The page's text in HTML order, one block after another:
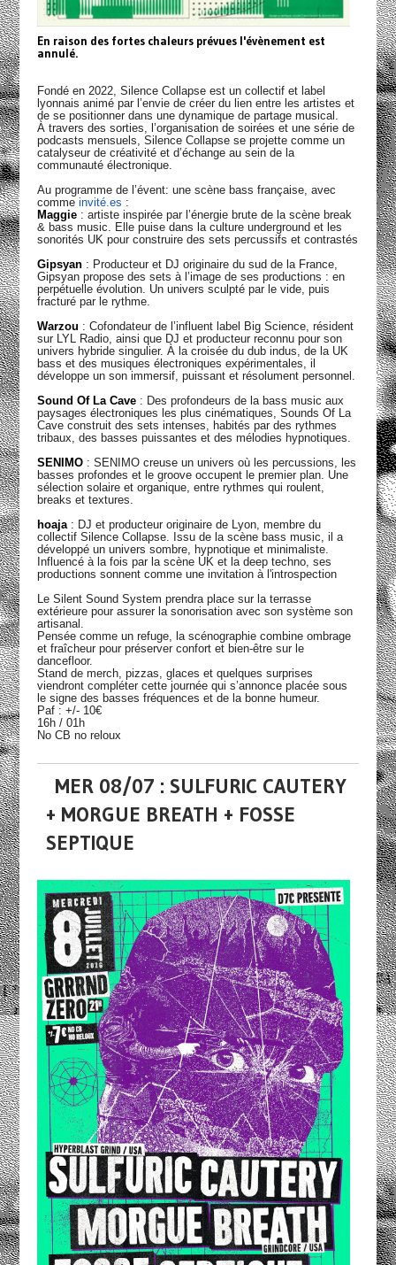
En raison des fortes chaleurs prévues l'évènement est
annulé.
Fondé en 2022, Silence Collapse est un collectif et label
lyonnais animé par l’envie de créer du lien entre les artistes et
de se positionner dans une dynamique de partage musical.
À travers des sorties, l’organisation de soirées et une série de
podcasts mensuels, Silence Collapse se projette comme un
catalyseur de créativité et d’échange au sein de la
communauté électronique.
Au programme de l’évent: une scène bass française, avec
comme invité.es :
Maggie : artiste inspirée par l’énergie brute de la scène break
& bass music. Elle puise dans la culture underground et les
sonorités UK pour construire des sets percussifs et contrastés
Gipsyan: Producteur et DJ originaire du sud de la France,
Gipsyan propose des sets à l’image de ses productions : en
perpétuelle évolution. Un univers sculpté par le vide, puis
fracturé par le rythme.
Warzou : Cofondateur de l’influent label Big Science, résident
sur LYL Radio, ainsi que DJ et producteur reconnu pour son
univers hybride singulier. À la croisée du dub indus, de la UK
bass et des musiques électroniques expérimentales, il
développe un son immersif, puissant et résolument personnel.
Sound Of La Cave : Des profondeurs de la bass music aux
paysages électroniques les plus cinématiques, Sounds Of La
Cave construit des sets intenses, habités par des rythmes
tribaux, des basses puissantes et des mélodies hypnotiques.
SENIMO: SENIMO creuse un univers où les percussions, les
basses profondes et le groove occupent le premier plan. Une
sélection solaire et organique, entre rythmes qui roulent,
breaks et textures.
hoaja: DJ et producteur originaire de Lyon, membre du
collectif Silence Collapse. Issu de la scène bass music, il a
développé un univers sombre, hypnotique et minimaliste.
Influencé à la fois par la scène UK et la deep techno, ses
productions sonnent comme une invitation à l'introspection
Le Silent Sound System prendra place sur la terrasse
extérieure pour assurer la sonorisation avec son système son
artisanal.
Pensée comme un refuge, la scénographie combine ombrage
et fraîcheur pour préserver confort et bien-être sur le
dancefloor.
Stand de merch, pizzas, glaces et quelques surprises
viendront compléter cette journée qui s’annonce placée sous
le signe des basses fréquences et de la bonne humeur.
Paf : +/- 10€
16h / 01h
No CB no reloux
MER 08/07 : SULFURIC CAUTERY
+ MORGUE BREATH + FOSSE
SEPTIQUE